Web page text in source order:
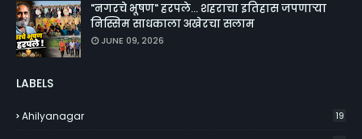
"नगरचे भूषण" हरपले... शहराचा इतिहास जपणाऱ्या
निस्सिम साधकाला अखेरचा सलाम
JUNE 09, 2026
LABELS
Ahilyanagar 19